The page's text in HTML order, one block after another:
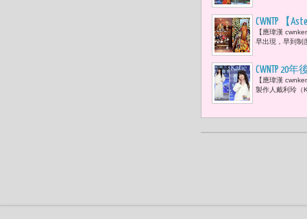
CWNTP 【
好，人先
【應瑋漢
早出現，早到制
CWNTP
的全新單曲
【應瑋漢
製作人戴利玲（